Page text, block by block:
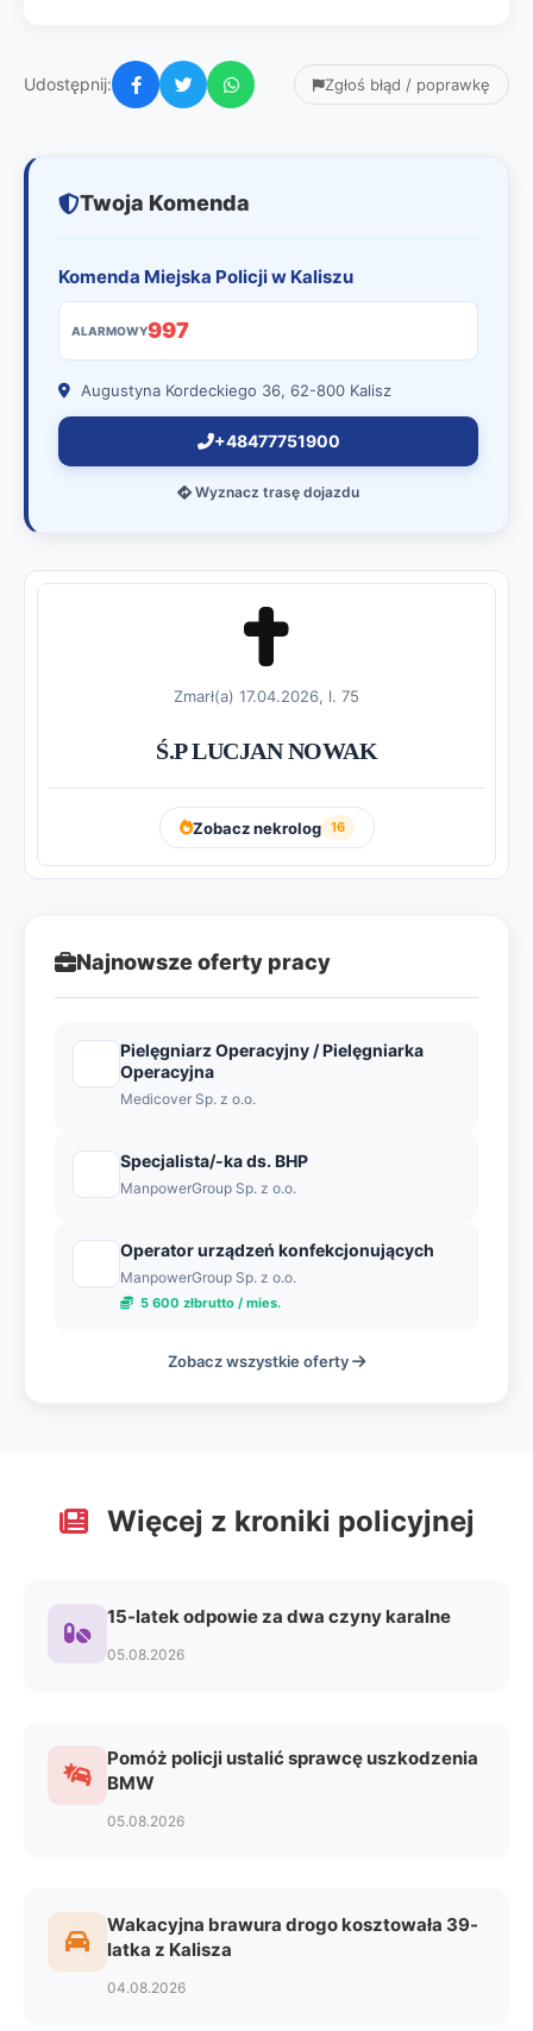
Udostępnij: Zgłoś błąd / poprawkę
Twoja Komenda
Komenda Miejska Policji w Kaliszu
ALARMOWY997
Augustyna Kordeckiego 36, 62-800 Kalisz
+48477751900
Wyznacz trasę dojazdu
Zmarł(a) 17.04.2026, l. 75
Ś.P LUCJAN NOWAK
Zobacz nekrolog 16
Najnowsze oferty pracy
Pielęgniarz Operacyjny / Pielęgniarka
Operacyjna
Medicover Sp. z o.o.
Specjalista/-ka ds. BHP
ManpowerGroup Sp. z o.o.
Operator urządzeń konfekcjonujących
ManpowerGroup Sp. z o.o.
5 600 złbrutto / mies.
Zobacz wszystkie oferty
Więcej z kroniki policyjnej
15-latek odpowie za dwa czyny karalne
05.08.2026
Pomóż policji ustalić sprawcę uszkodzenia
BMW
05.08.2026
Wakacyjna brawura drogo kosztowała 39-
latka z Kalisza
04.08.2026